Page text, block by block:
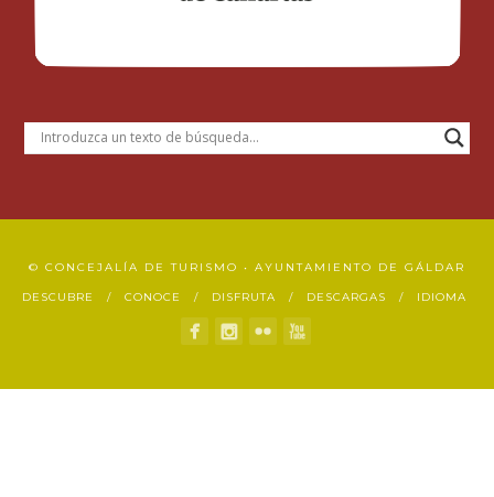
© CONCEJALÍA DE TURISMO • AYUNTAMIENTO DE GÁLDAR
DESCUBRE CONOCE DISFRUTA DESCARGAS IDIOMA